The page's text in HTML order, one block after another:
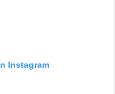
Instagram